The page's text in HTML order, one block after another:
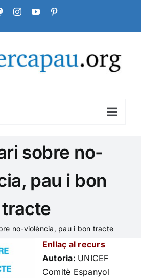
MastodonInstagram
YouTube
sobre no-
pau i bon
tracte
no-violència, pau i bon tracte
Enllaç al recurs
Autoria: UNICEF
Comitè Espanyol